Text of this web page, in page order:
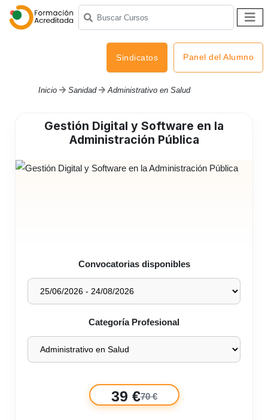
Sindicatos Panel del Alumno
Inicio Sanidad Administrativo en Salud
Gestión Digital y Software en la
Administración Pública
Convocatorias disponibles
Categoría Profesional
39 €70 €